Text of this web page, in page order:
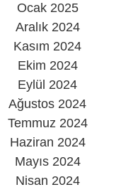
Ocak 2025
Aralık 2024
Kasım 2024
Ekim 2024
Eylül 2024
Ağustos 2024
Temmuz 2024
Haziran 2024
Mayıs 2024
Nisan 2024